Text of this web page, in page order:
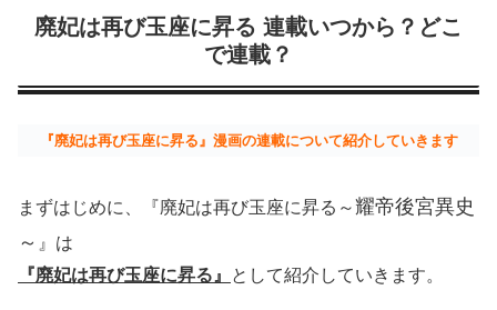
廃妃は再び玉座に昇る 連載いつから？どこ
で連載？
『廃妃は再び玉座に昇る』漫画の連載について紹介していきます
まずはじめに、『廃妃は再び玉座に昇る～耀帝後宮異史
～ 』は
『廃妃は再び玉座に昇る』
として紹介していきます。